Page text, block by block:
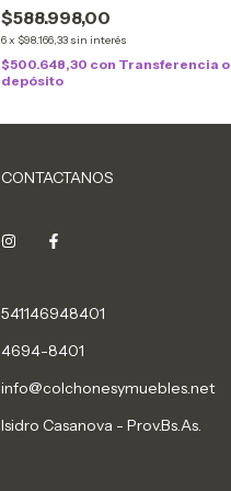
$588.998,00
6x $98.166,33 sin interés
$500.648,30 con Transferencia o
depósito
CONTACTANOS
541146948401
4694-8401
info@colchonesymuebles.net
Isidro Casanova - Prov.Bs.As.